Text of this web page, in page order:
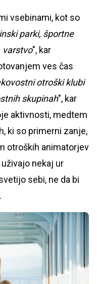
vsebinami, kot so
parki, športne
varstvo", kar
ves čas
otroški klubi
skupinah", kar
aktivnosti, medtem
ki so primerni zanje,
otroških animatorjev
nekaj ur
sebi, ne da bi